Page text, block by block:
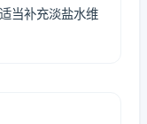
当补充淡盐水维